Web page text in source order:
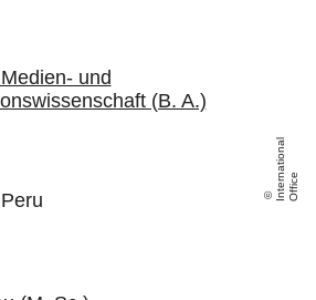
und
(B. A.)
I
n
t
e
rn
a
ti
o
n
al
O
f
fi
ce